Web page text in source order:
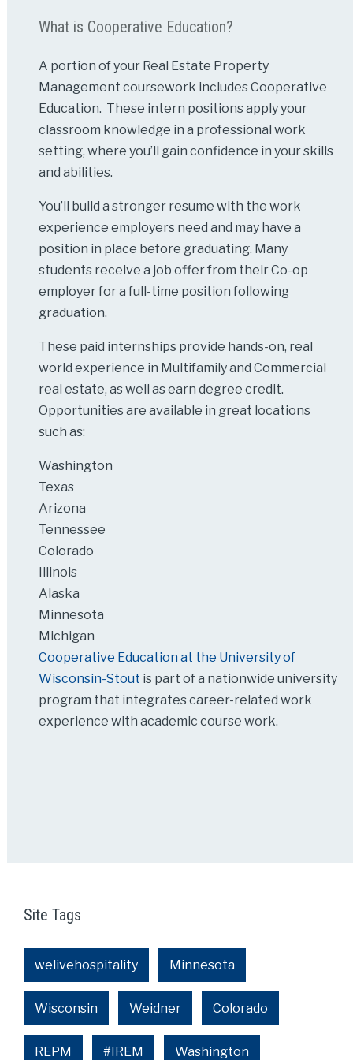
What is Cooperative Education?
A portion of your Real Estate Property
Management coursework includes Cooperative
Education. These intern positions apply your
classroom knowledge in a professional work
setting, where you’ll gain confidence in your skills
and abilities.
You’ll build a stronger resume with the work
experience employers need and may have a
position in place before graduating. Many
students receive a job offer from their Co-op
employer for a full-time position following
graduation.
These paid internships provide hands-on, real
world experience in Multifamily and Commercial
real estate, as well as earn degree credit.
Opportunities are available in great locations
such as:
Washington
Texas
Arizona
Tennessee
Colorado
Illinois
Alaska
Minnesota
Michigan
Cooperative Education at the University of
Wisconsin-Stout is part of a nationwide university
program that integrates career-related work
experience with academic course work.
Site Tags
welivehospitality Minnesota
Wisconsin Weidner Colorado
REPM #IREM Washington